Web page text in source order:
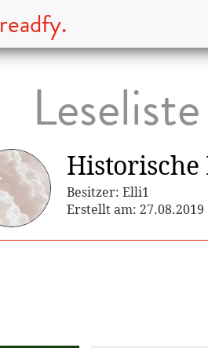
readfy.
Historische
Besitzer: Elli1
Erstellt am: 27.08.2019